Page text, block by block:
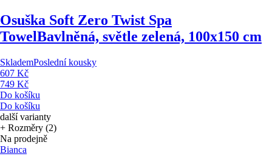
Osuška Soft Zero Twist Spa
TowelBavlněná, světle zelená, 100x150 cm
SklademPoslední kousky
607 Kč
749 Kč
Do košíku
Do košíku
další varianty
+ Rozměry (2)
Na prodejně
Bianca